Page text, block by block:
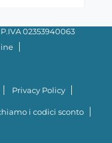
02353940063
Privacy Policy
i codici sconto